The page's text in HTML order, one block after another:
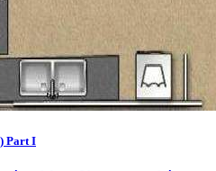
Part I